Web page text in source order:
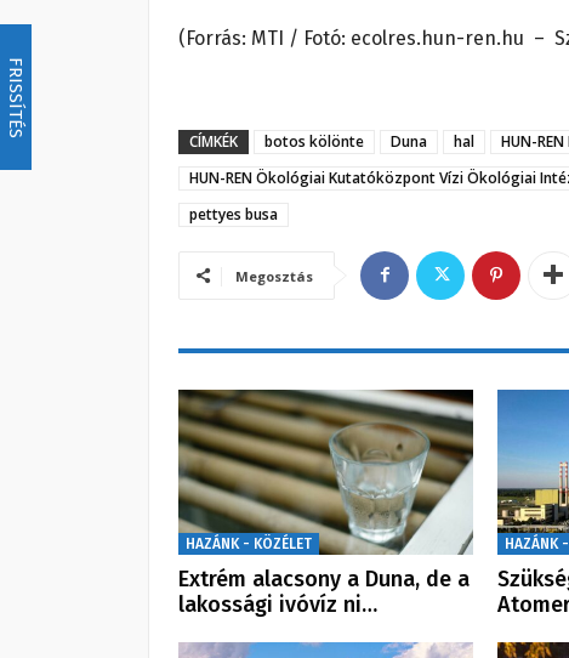
FRISSÍTÉS
(Forrás: MTI / Fotó: ecolres.hun-ren.hu –
CÍMKÉK botos kölönte Duna hal
HUN-
HUN-REN Ökológiai Kutatóközpont Vízi Ökológiai
pettyes busa
Megosztás
HAZÁNK - KÖZÉLET
Extrém alacsony a Duna, de a
lakossági ivóvíz ni…
HAZÁNK